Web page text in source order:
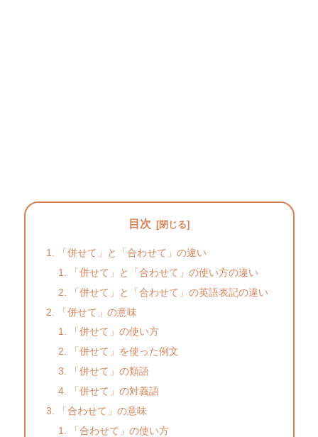
目次
「併せて」と「合わせて」の違い
「併せて」と「合わせて」の使い方の違い
「併せて」と「合わせて」の英語表記の違い
「併せて」の意味
「併せて」の使い方
「併せて」を使った例文
「併せて」の類語
「併せて」の対義語
「合わせて」の意味
「合わせて」の使い方